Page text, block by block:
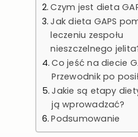
Czym jest dieta
Jak dieta GAPS
leczeniu zespołu
nieszczelnego
Co jeść na diecie
Przewodnik po
Jakie są etapy
ją wprowadzać?
Podsumowanie